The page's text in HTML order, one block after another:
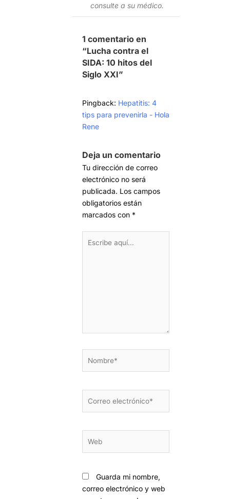
consulte a su médico.
1 comentario en
“Lucha contra el
SIDA: 10 hitos del
Siglo XXI”
Pingback: Hepatitis: 4
tips para prevenirla - Hola
Rene
Deja un comentario
Tu dirección de correo
electrónico no será
publicada. Los campos
obligatorios están
marcados con *
Guarda mi nombre,
correo electrónico y web